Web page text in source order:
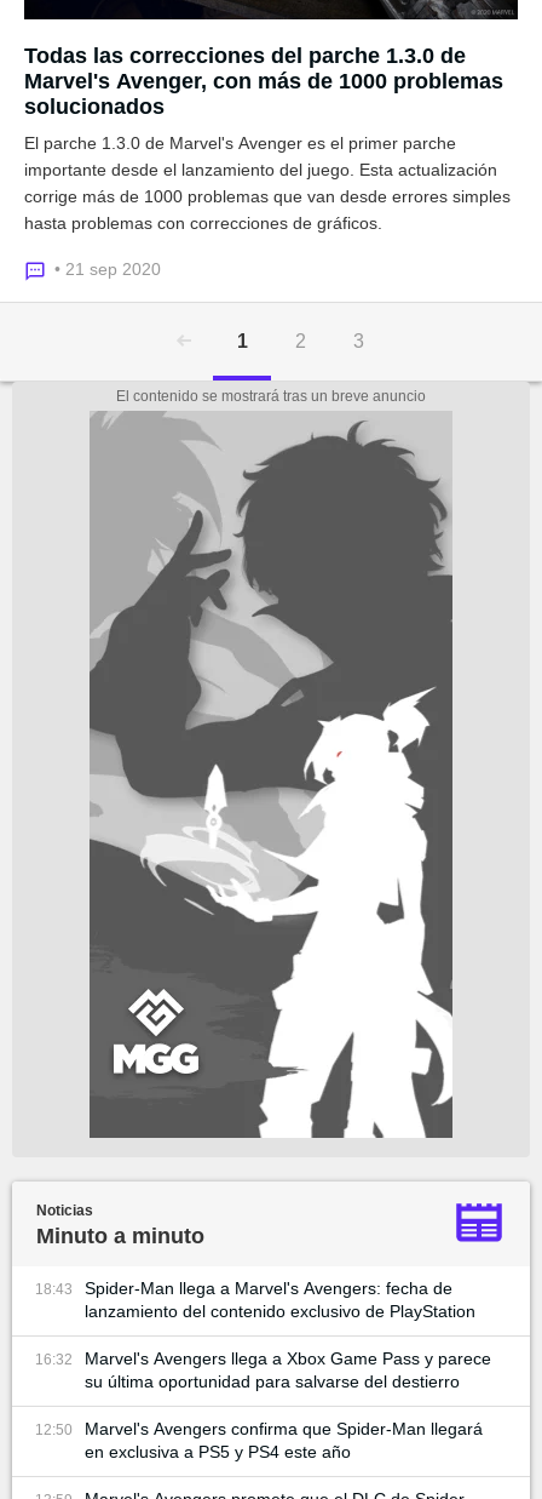
Todas las correcciones del parche 1.3.0 de
Marvel's Avenger, con más de 1000 problemas
solucionados
El parche 1.3.0 de Marvel's Avenger es el primer parche
importante desde el lanzamiento del juego. Esta actualización
corrige más de 1000 problemas que van desde errores simples
hasta problemas con correcciones de gráficos.
• 21 sep 2020
1 2 3
Noticias
Minuto a minuto
18:43
Spider-Man llega a Marvel's Avengers: fecha de
lanzamiento del contenido exclusivo de PlayStation
16:32
Marvel's Avengers llega a Xbox Game Pass y parece
su última oportunidad para salvarse del destierro
12:50
Marvel's Avengers confirma que Spider-Man llegará
en exclusiva a PS5 y PS4 este año